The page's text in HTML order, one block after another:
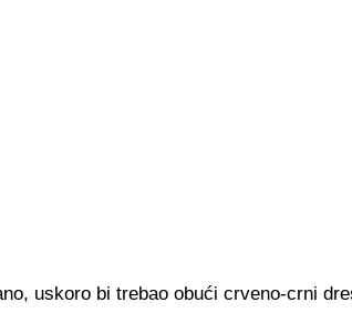
uskoro bi trebao obući crveno-crni